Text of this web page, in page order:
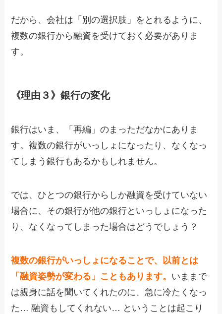
だから、会社は「別の選択肢」をとれるように、
複数の銀行から融資を受けておく必要がありま
す。
《理由３》銀行の変化
銀行はいま、「再編」のまっただなかにありま
す。複数の銀行がいっしょになったり、なくなっ
てしまう銀行もあるかもしれません。
では、ひとつの銀行からしか融資を受けていない
場合に、その銀行が他の銀行といっしょになった
り、なくなってしまった場合はどうでしょう？
複数の銀行がいっしょになることで、以前とは
「融資姿勢が変わる」こともあります。 いままで
は親身に話を聞いてくれたのに、急に冷たくなっ
た… 融資もしてくれない… ということは起こり